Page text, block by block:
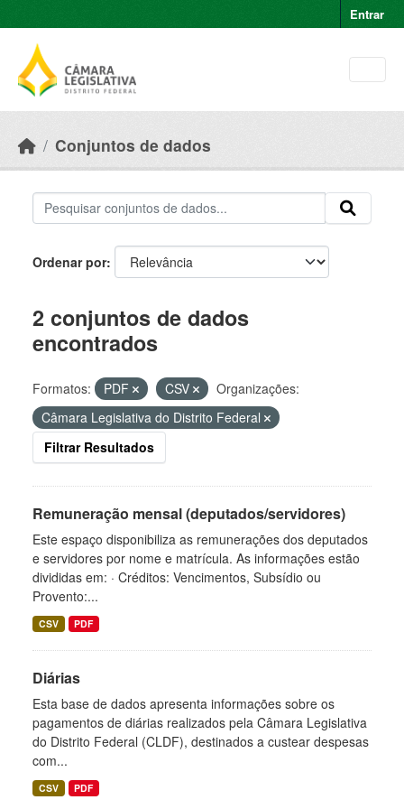
Entrar
Conjuntos de dados
Ordenar por
2 conjuntos de dados
encontrados
Formatos: PDF CSV
Organizações:
Câmara Legislativa do Distrito Federal
Filtrar Resultados
Remuneração mensal (deputados/servidores)
Este espaço disponibiliza as remunerações dos deputados
e servidores por nome e matrícula. As informações estão
divididas em: · Créditos: Vencimentos, Subsídio ou
Provento:...
CSV PDF
Diárias
Esta base de dados apresenta informações sobre os
pagamentos de diárias realizados pela Câmara Legislativa
do Distrito Federal (CLDF), destinados a custear despesas
com...
CSV PDF